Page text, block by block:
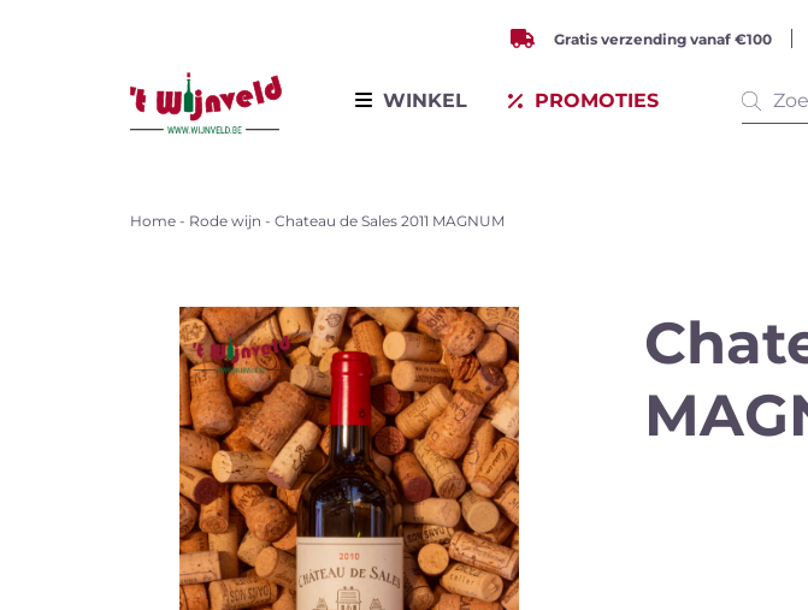
Gratis verzending vanaf €100
WINKEL PROMOTIES
Winkel op variëteit
Bestsellers
Promoties
Wijnontdekkingsdagen
Voor bedrijven
Voor verenigingen
Over ons
Contact
Mousserende
wijn
Home - Rode wijn - Chateau de Sales 2011 MAGNUM